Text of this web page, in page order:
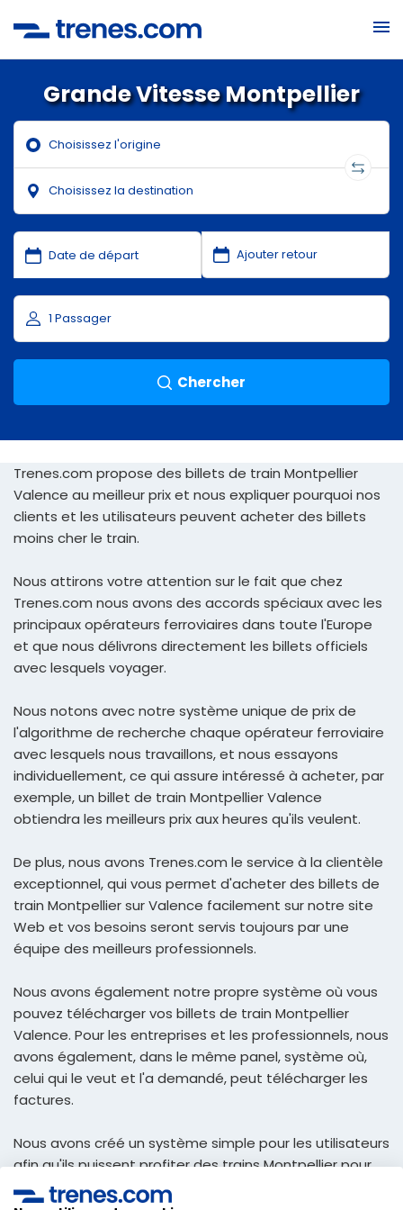
Grande Vitesse Montpellier
Chercher
Trenes.com propose des billets de train Montpellier
Valence au meilleur prix et nous expliquer pourquoi nos
clients et les utilisateurs peuvent acheter des billets
moins cher le train.
Nous attirons votre attention sur le fait que chez
Trenes.com nous avons des accords spéciaux avec les
principaux opérateurs ferroviaires dans toute l'Europe
et que nous délivrons directement les billets officiels
avec lesquels voyager.
Nous notons avec notre système unique de prix de
l'algorithme de recherche chaque opérateur ferroviaire
avec lesquels nous travaillons, et nous essayons
individuellement, ce qui assure intéressé à acheter, par
exemple, un billet de train Montpellier Valence
obtiendra les meilleurs prix aux heures qu'ils veulent.
De plus, nous avons Trenes.com le service à la clientèle
exceptionnel, qui vous permet d'acheter des billets de
train Montpellier sur Valence facilement sur notre site
Web et vos besoins seront servis toujours par une
équipe des meilleurs professionnels.
Nous avons également notre propre système où vous
pouvez télécharger vos billets de train Montpellier
Valence. Pour les entreprises et les professionnels, nous
avons également, dans le même panel, système où,
celui qui le veut et l'a demandé, peut télécharger les
factures.
Nous avons créé un système simple pour les utilisateurs
afin qu'ils puissent profiter des trains Montpellier pour
Valence au meilleur prix et recevoir dans votre e-mail